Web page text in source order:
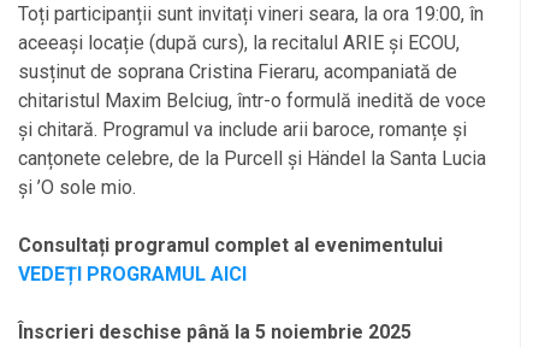
Toți participanții sunt invitați vineri seara, la ora 19:00, în
aceeași locație (după curs), la recitalul ARIE și ECOU,
susținut de soprana Cristina Fieraru, acompaniată de
chitaristul Maxim Belciug, într-o formulă inedită de voce
și chitară. Programul va include arii baroce, romanțe și
canțonete celebre, de la Purcell și Händel la Santa Lucia
și ’O sole mio.
Consultați programul complet al evenimentului
VEDEȚI PROGRAMUL AICI
Înscrieri deschise până la 5 noiembrie 2025